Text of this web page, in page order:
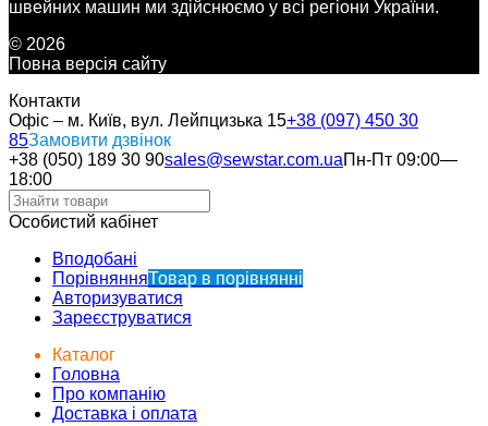
швейних машин ми здійснюємо у всі регіони України.
© 2026
Повна версія сайту
Контакти
Офіс – м. Київ, вул. Лейпцизька 15+38 (097) 450 30
85Замовити дзвінок
+38 (050) 189 30 90sales@sewstar.com.uaПн-Пт 09:00—
18:00
Особистий кабінет
Вподобані
ПорівнянняТовар в порівнянні
Авторизуватися
Зареєструватися
Каталог
Головна
Про компанію
Доставка і оплата